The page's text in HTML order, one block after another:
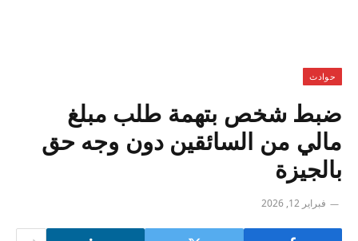
حوادث
ضبط شخص بتهمة طلب مبلغ
مالي من السائقين دون وجه حق
بالجيزة
فبراير 12, 2026